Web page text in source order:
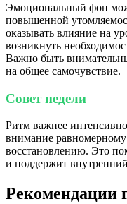
Эмоциональный фон
повышенной
оказывать влияние на
возникнуть
Важно быть
на общее самочувствие.
Совет недели
Ритм важнее
внимание
восстановлению. Это
и поддержит
Рекомендации